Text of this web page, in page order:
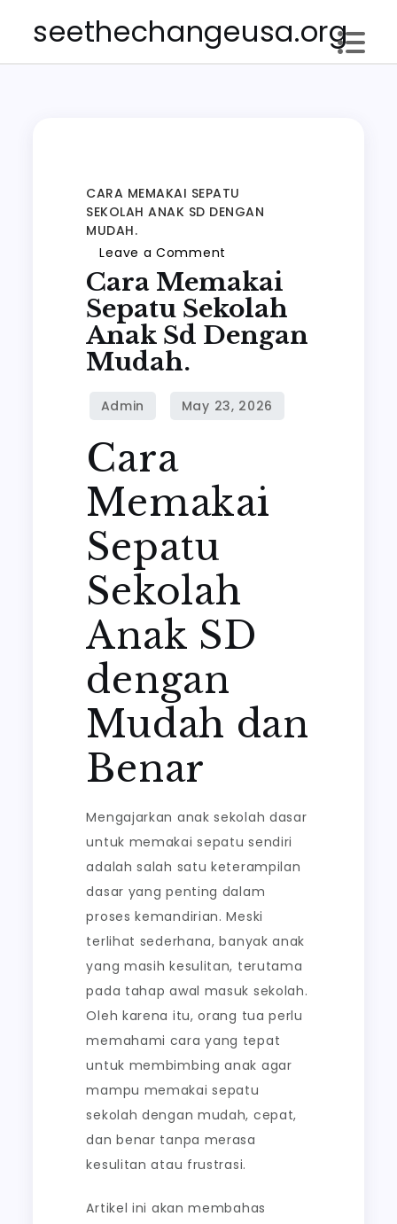
seethechangeusa.org
CARA MEMAKAI SEPATU
SEKOLAH ANAK SD DENGAN
MUDAH.
Leave a Comment
Cara
memakai
Sepatu
sekolah
sd
Cara Memakai
Sepatu Sekolah
Anak Sd Dengan
Mudah.
Cara
Memakai
Sepatu
Sekolah
Anak SD
dengan
Mudah dan
Benar
Mengajarkan anak sekolah dasar
untuk memakai sepatu sendiri
adalah salah satu keterampilan
dasar yang penting dalam
proses kemandirian. Meski
terlihat sederhana, banyak anak
yang masih kesulitan, terutama
pada tahap awal masuk sekolah.
Oleh karena itu, orang tua perlu
memahami cara yang tepat
untuk membimbing anak agar
mampu memakai sepatu
sekolah dengan mudah, cepat,
dan benar tanpa merasa
kesulitan atau frustrasi.
Artikel ini akan membahas